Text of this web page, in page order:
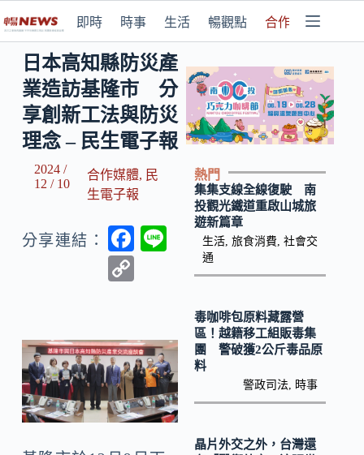
即時 時事 生活 暢觀點 合作媒體
日本高知縣防災產
業造訪基隆市 分
享創新工法與防災
理念 – 民生電子報
2024 /
12 / 10
合作媒體, 民
生電子報
分享連結：
F
o
o
k
y
Li
n
k
熱門
集集支線全線復駛 南
投觀光鐵道重啟山城旅
遊新篇章
生活, 旅食消費 社會交
通
毒咖啡包原料藏露營
區！越籍移工組販毒集
團 警破獲2公斤毒品原
料
警政司法 時事
晶片外交之外，台灣還